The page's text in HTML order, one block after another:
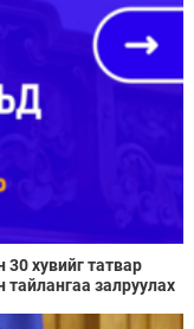
хувийг татвар
залруулах